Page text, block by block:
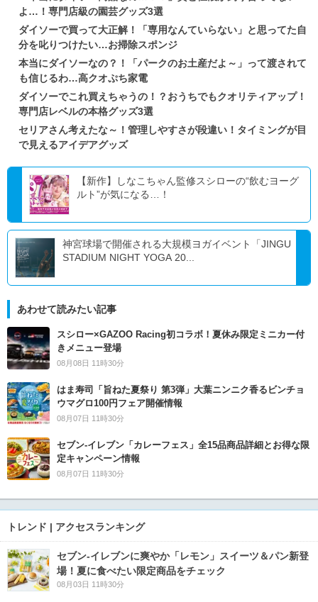
よ…！専門店級の園芸グッズ3選
ダイソーで買って大正解！「専用なんていらない」と思ってた自
分を叱りつけたい…お掃除スポンジ
本当にダイソーなの？！「パークのお土産だよ～」って渡されて
も信じるわ…高クオぷち家電
ダイソーでこれ買えちゃうの！？おうちでもクオリティアップ！
専門店レベルの本格グッズ3選
セリアさん考えたな～！管理しやすさが段違い！タイミングが目
で見えるアイデアグッズ
【新作】しなこちゃん監修スシローの“飲むヨーグ
ルト”が気になる…！
神宮球場で開催される大規模ヨガイベント「JINGU
STADIUM NIGHT YOGA 20...
あわせて読みたい記事
スシロー×GAZOO Racing初コラボ！夏休み限定ミニカー付
きメニュー登場
08月08日 11時30分
はま寿司「旨ねた夏祭り 第3弾」大葉ニンニク香るビンチョ
ウマグロ100円フェア開催情報
08月07日 11時30分
セブン‐イレブン「カレーフェス」全15品商品詳細とお得な限
定キャンペーン情報
08月07日 11時30分
トレンド | アクセスランキング
セブン‐イレブンに爽やか「レモン」スイーツ＆パン新登
場！夏に食べたい限定商品をチェック
08月03日 11時30分